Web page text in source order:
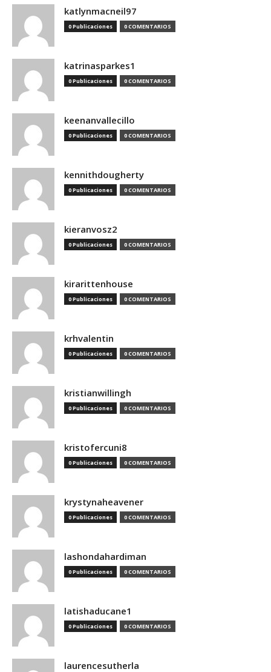
katlynmacneil97
0 Publicaciones 0 COMENTARIOS
katrinasparkes1
0 Publicaciones 0 COMENTARIOS
keenanvallecillo
0 Publicaciones 0 COMENTARIOS
kennithdougherty
0 Publicaciones 0 COMENTARIOS
kieranvosz2
0 Publicaciones 0 COMENTARIOS
kirarittenhouse
0 Publicaciones 0 COMENTARIOS
krhvalentin
0 Publicaciones 0 COMENTARIOS
kristianwillingh
0 Publicaciones 0 COMENTARIOS
kristofercuni8
0 Publicaciones 0 COMENTARIOS
krystynaheavener
0 Publicaciones 0 COMENTARIOS
lashondahardiman
0 Publicaciones 0 COMENTARIOS
latishaducane1
0 Publicaciones 0 COMENTARIOS
laurencesutherla